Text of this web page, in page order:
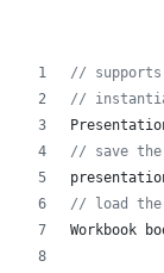
// supports
//
// save the
// load the
Workbook